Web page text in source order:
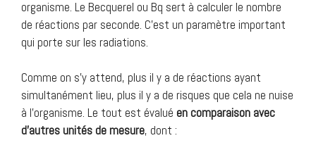
organisme. Le Becquerel ou Bq sert à calculer le nombre
de réactions par seconde. C’est un paramètre important
qui porte sur les radiations.
Comme on s’y attend, plus il y a de réactions ayant
simultanément lieu, plus il y a de risques que cela ne nuise
à l’organisme. Le tout est évalué en comparaison avec
d’autres unités de mesure, dont :